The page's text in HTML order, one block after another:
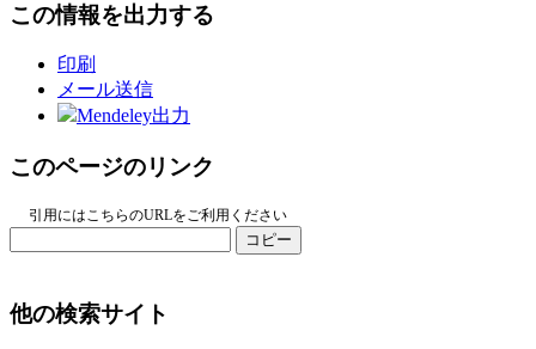
この情報を出力する
印刷
メール送信
Mendeley出力
このページのリンク
引用にはこちらのURLをご利用ください
コピー
他の検索サイト